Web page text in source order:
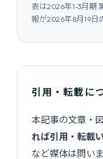
表は2026年1-3月期
報が2026年8月19日
引用・転載に
本記事の文章・
れば引用・転載
など媒体は問い